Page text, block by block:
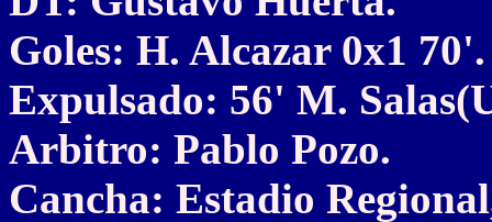
Goles: H. Alcazar 0x1 70'.
Expulsado: 56' M.
Arbitro: Pablo Pozo.
Cancha: Estadio